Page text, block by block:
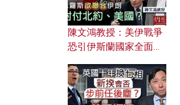
陳文鴻教授：美伊戰爭
恐引伊斯蘭國家全面反
對付北約美國？